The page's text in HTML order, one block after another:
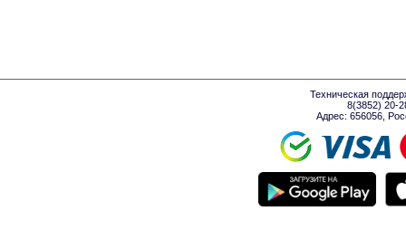
Техническая
8(3852) 20-
Адрес: 656056,